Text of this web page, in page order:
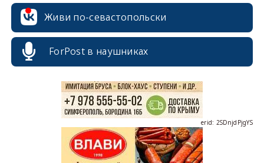
Живи по-севастопольски
ForPost в наушниках
erid: 2SDnjcrDNw6
erid: 2SDnjdPjgYS